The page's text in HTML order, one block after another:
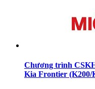
Chương trình
Kia Frontier (K200/